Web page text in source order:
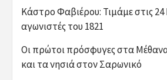
Κάστρο Φαβιέρου: Τιμάμε στις
αγωνιστές του 1821
Οι πρώτοι πρόσφυγες στα
και τα νησιά στον Σαρωνικό